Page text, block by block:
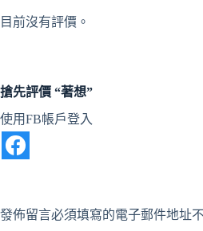
目前沒有評價。
搶先評價 “著想”
使用FB帳戶登入
發佈留言必須填寫的電子郵件地址
A
l
e
t